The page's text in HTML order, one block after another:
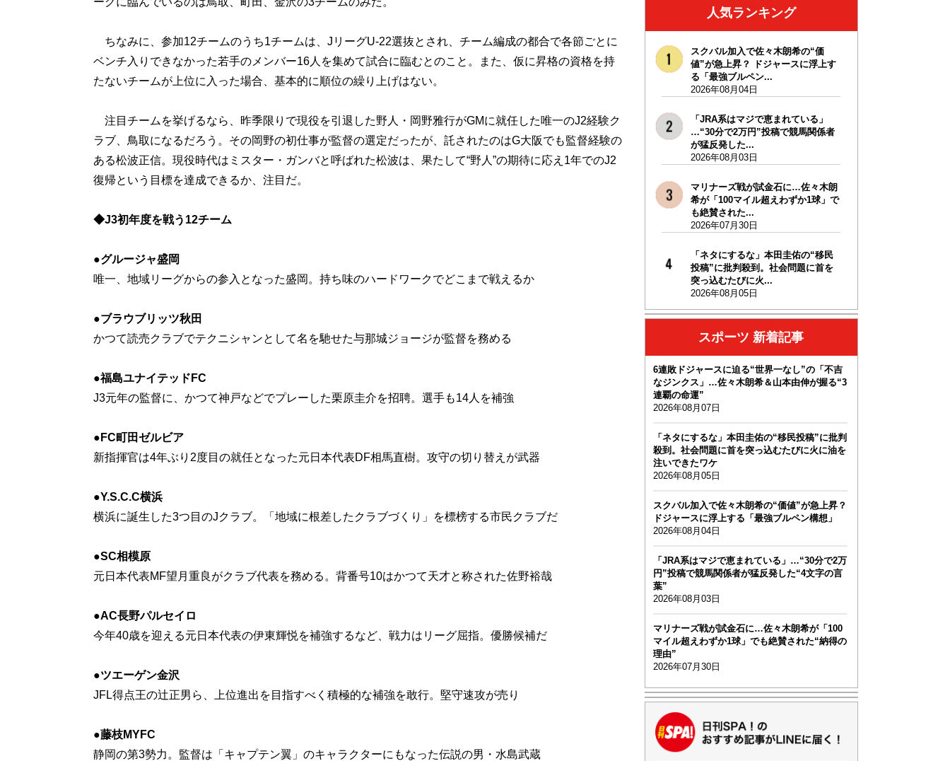
ちなみに、参加12チームのうち1チームは、JリーグU-22選抜とされ、チーム編成の都合で各節ごとに
ベンチ入りできなかった若手のメンバー16人を集めて試合に臨むとのこと。また、仮に昇格の資格を持
たないチームが上位に入った場合、基本的に順位の繰り上げはない。
注目チームを挙げるなら、昨季限りで現役を引退した野人・岡野雅行がGMに就任した唯一のJ2経験ク
ラブ、鳥取になるだろう。その岡野の初仕事が監督の選定だったが、託されたのはG大阪でも監督経験の
ある松波正信。現役時代はミスター・ガンバと呼ばれた松波は、果たして“野人”の期待に応え1年でのJ2
復帰という目標を達成できるか、注目だ。
◆J3初年度を戦う12チーム
●グルージャ盛岡
唯一、地域リーグからの参入となった盛岡。持ち味のハードワークでどこまで戦えるか
●ブラウブリッツ秋田
かつて読売クラブでテクニシャンとして名を馳せた与那城ジョージが監督を務める
●福島ユナイテッドFC
J3元年の監督に、かつて神戸などでプレーした栗原圭介を招聘。選手も14人を補強
●FC町田ゼルビア
新指揮官は4年ぶり2度目の就任となった元日本代表DF相馬直樹。攻守の切り替えが武器
●Y.S.C.C横浜
横浜に誕生した3つ目のJクラブ。「地域に根差したクラブづくり」を標榜する市民クラブだ
●SC相模原
元日本代表MF望月重良がクラブ代表を務める。背番号10はかつて天才と称された佐野裕哉
●AC長野パルセイロ
今年40歳を迎える元日本代表の伊東輝悦を補強するなど、戦力はリーグ屈指。優勝候補だ
●ツエーゲン金沢
JFL得点王の辻正男ら、上位進出を目指すべく積極的な補強を敢行。堅守速攻が売り
●藤枝MYFC
静岡の第3勢力。監督は「キャプテン翼」のキャラクターにもなった伝説の男・水島武蔵
人気ランキング
スクバル加入で佐々木朗希の“価
値”が急上昇？ ドジャースに浮上す
る「最強ブルペン...
2026年08月04日
「JRA系はマジで恵まれている」
…“30分で2万円”投稿で競馬関係者
が猛反発した...
2026年08月03日
マリナーズ戦が試金石に…佐々木朗
希が「100マイル超えわずか1球」で
も絶賛された...
2026年07月30日
「ネタにするな」本田圭佑の“移民
投稿”に批判殺到。社会問題に首を
突っ込むたびに火...
2026年08月05日
スポーツ 新着記事
6連敗ドジャースに迫る“世界一なし”の「不吉
なジンクス」…佐々木朗希＆山本由伸が握る“3
連覇の命運”
2026年08月07日
「ネタにするな」本田圭佑の“移民投稿”に批判
殺到。社会問題に首を突っ込むたびに火に油を
注いできたワケ
2026年08月05日
スクバル加入で佐々木朗希の“価値”が急上昇？
ドジャースに浮上する「最強ブルペン構想」
2026年08月04日
「JRA系はマジで恵まれている」…“30分で2万
円”投稿で競馬関係者が猛反発した“4文字の言
葉”
2026年08月03日
マリナーズ戦が試金石に…佐々木朗希が「100
マイル超えわずか1球」でも絶賛された“納得の
理由”
2026年07月30日